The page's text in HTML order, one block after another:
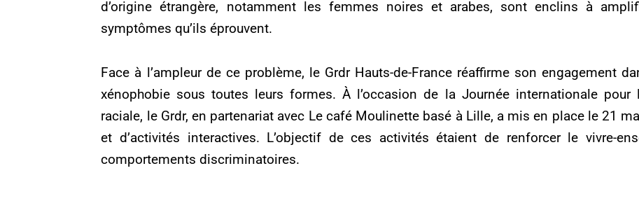
d’origine étrangère, notamment les femmes noires et arabes, sont enclins à
symptômes qu’ils éprouvent.
Face à l’ampleur de ce problème, le Grdr Hauts-de-France réaffirme son engagement
xénophobie sous toutes leurs formes. À l’occasion de la Journée internationale
raciale, le Grdr, en partenariat avec Le café Moulinette basé à Lille, a mis en place le 21
et d’activités interactives. L’objectif de ces activités étaient de renforcer le vivre-
comportements discriminatoires.